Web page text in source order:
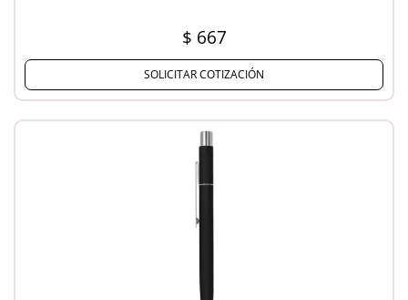
$ 667
SOLICITAR COTIZACIÓN